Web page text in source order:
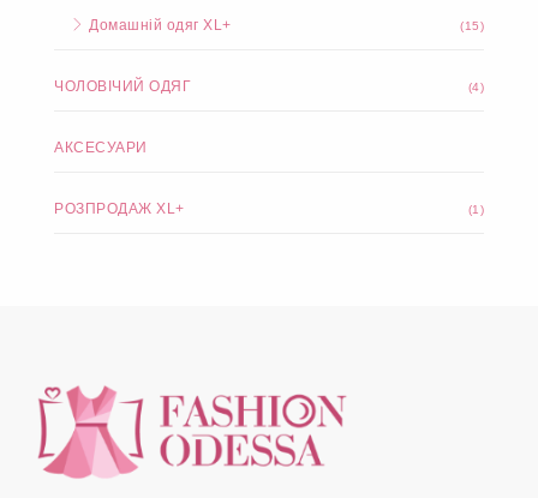
Домашній одяг XL+ (15)
ЧОЛОВІЧИЙ ОДЯГ (4)
АКСЕСУАРИ
РОЗПРОДАЖ XL+ (1)